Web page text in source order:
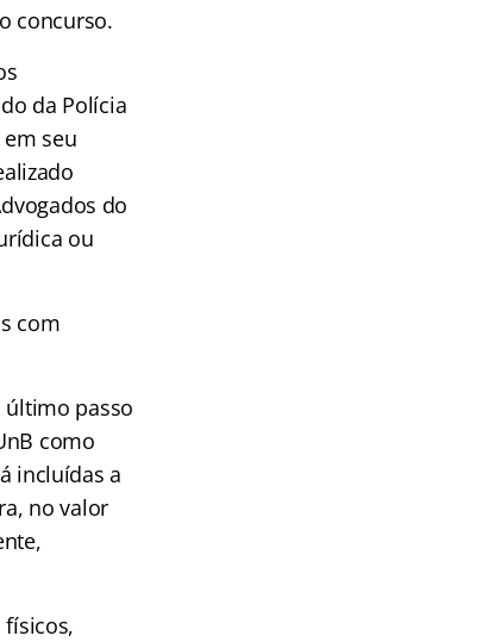
concurso.
da Polícia
seu
do
ou
com
passo
como
incluídas a
no valor
físicos,